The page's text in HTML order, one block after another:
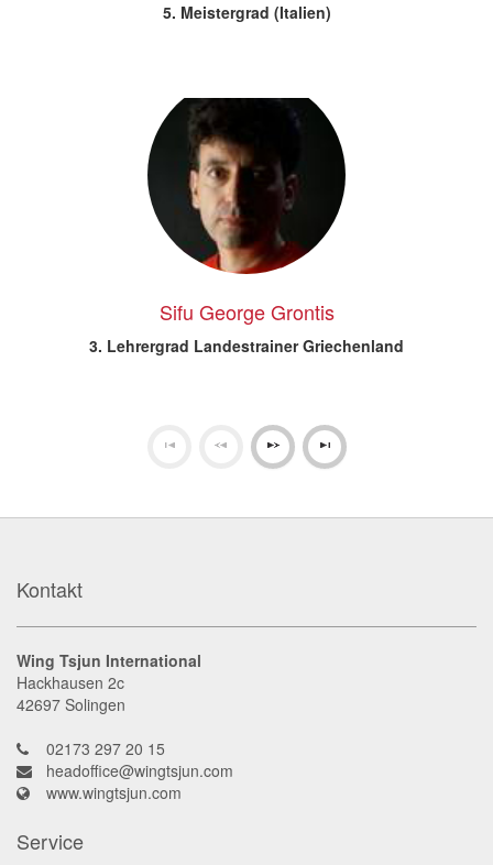
5. Meistergrad (Italien)
Sifu George Grontis
3. Lehrergrad Landestrainer Griechenland
Kontakt
Wing Tsjun International
Hackhausen 2c
42697 Solingen
02173 297 20 15
headoffice@wingtsjun.com
www.wingtsjun.com
Service